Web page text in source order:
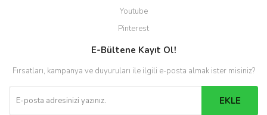
Youtube
Pinterest
E-Bültene Kayıt Ol!
Fırsatları, kampanya ve duyuruları ile ilgili e-posta almak ister misiniz?
EKLE